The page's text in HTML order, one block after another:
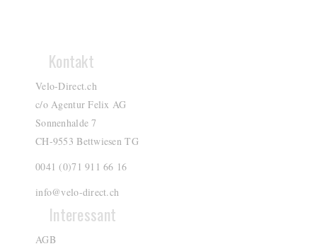
Kontakt
Velo-Direct.ch
c/o Agentur Felix AG
Sonnenhalde 7
CH-9553 Bettwiesen TG
0041 (0)71 911 66 16
info@velo-direct.ch
Interessant
AGB